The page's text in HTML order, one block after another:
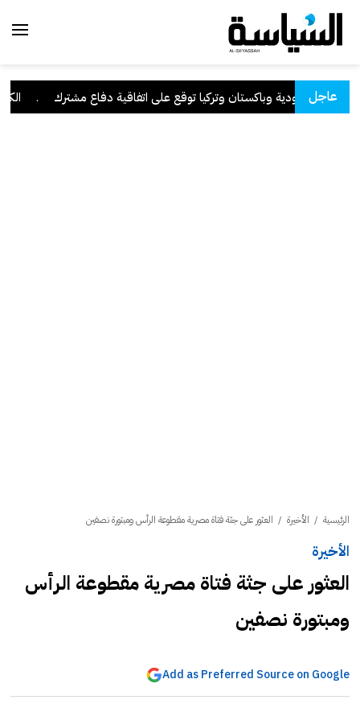
عاجل
السعودية وباكستان وتركيا توقع على اتفاقية دفاع مشترك
الرئيسية / الأخيرة / العثور على جثة فتاة مصرية مقطوعة الرأس ومبتورة نصفين
الأخيرة
العثور على جثة فتاة مصرية مقطوعة الرأس
ومبتورة نصفين
Add as Preferred Source on Google